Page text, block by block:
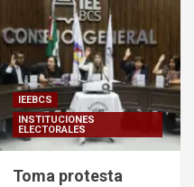
IEEBCS
INSTITUCIONES
ELECTORALES
Toma protesta